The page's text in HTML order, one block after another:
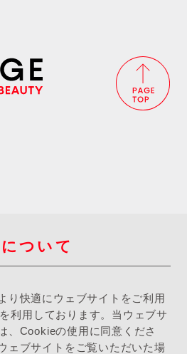
ついて
り快適にウェブサイトをご利用
利用しております。当ウェブサ
、Cookieの使用に同意くださ
ェブサイトをご覧いただいた場